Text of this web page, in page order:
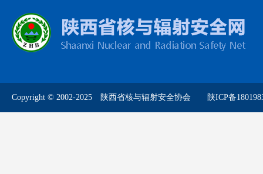
Copyright © 2002-2025 陕西省核与辐射安全协会 陕ICP备